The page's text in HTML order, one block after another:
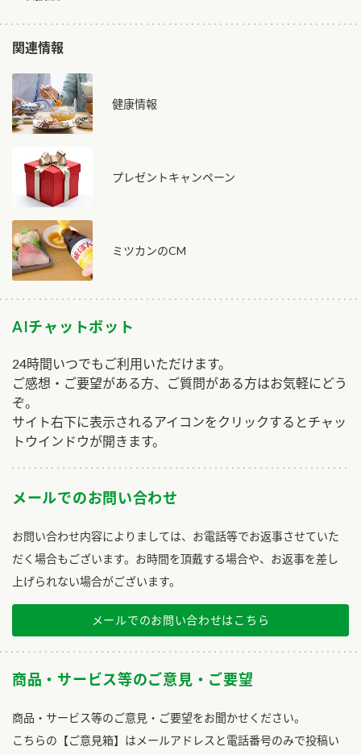
関連情報
健康情報
プレゼントキャンペーン
ミツカンのCM
AIチャットボット
24時間いつでもご利用いただけます。
ご感想・ご要望がある方、ご質問がある方はお気軽にどう
ぞ。
サイト右下に表示されるアイコンをクリックするとチャッ
トウインドウが開きます。
メールでのお問い合わせ
お問い合わせ内容によりましては、お電話等でお返事させていた
だく場合もございます。お時間を頂戴する場合や、お返事を差し
上げられない場合がございます。
メールでのお問い合わせはこちら
商品・サービス等のご意見・ご要望
商品・サービス等のご意見・ご要望をお聞かせください。
こちらの【ご意見箱】はメールアドレスと電話番号のみで投稿い